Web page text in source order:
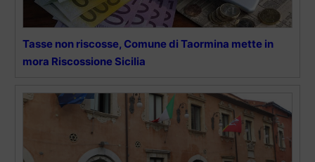
Tasse non riscosse, Comune di Taormina mette in
mora Riscossione Sicilia